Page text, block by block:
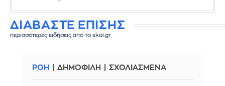
ΔΙΑΒΑΣΤΕ ΕΠΙΣΗΣ
περισσότερες ειδήσεις από το skai.gr
ΡΟΗ ΔΗΜΟΦΙΛΗ ΣΧΟΛΙΑΣΜΕΝΑ